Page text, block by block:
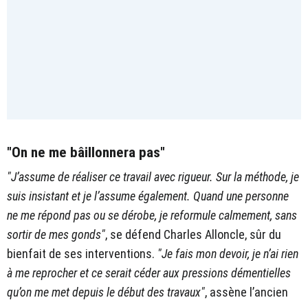
"On ne me bâillonnera pas"
"J’assume de réaliser ce travail avec rigueur. Sur la méthode, je
suis insistant et je l’assume également. Quand une personne
ne me répond pas ou se dérobe, je reformule calmement, sans
sortir de mes gonds", se défend Charles Alloncle, sûr du
bienfait de ses interventions. "Je fais mon devoir, je n’ai rien
à me reprocher et ce serait céder aux pressions démentielles
qu’on me met depuis le début des travaux", assène l’ancien